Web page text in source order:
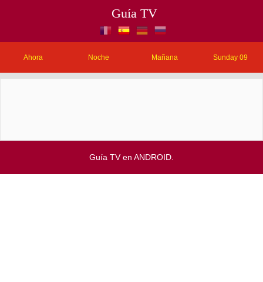
Guía TV
Ahora Noche Mañana Sunday 09
Guía TV en ANDROID.